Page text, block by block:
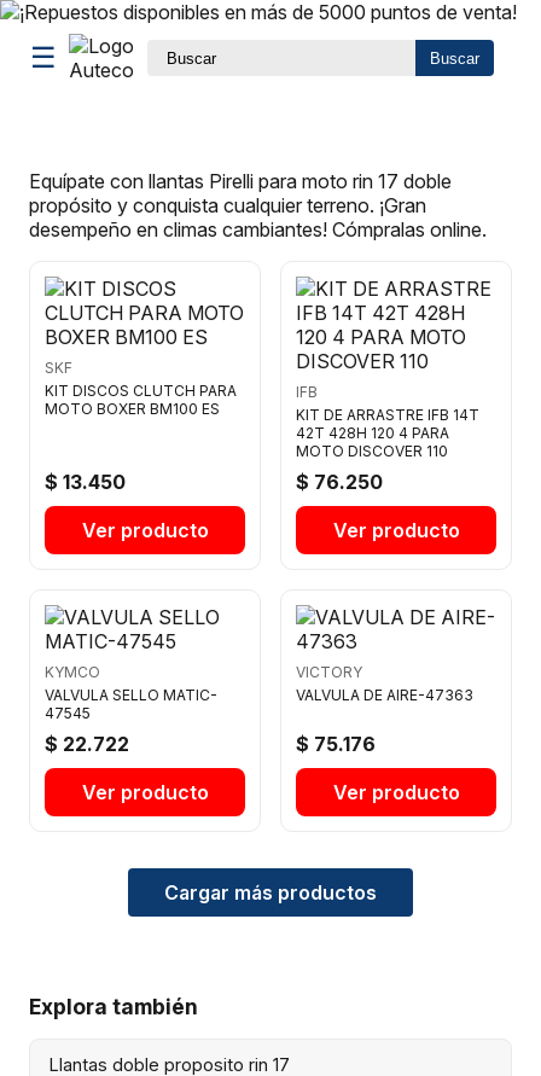
☰ Buscar
Equípate con llantas Pirelli para moto rin 17 doble
propósito y conquista cualquier terreno. ¡Gran
desempeño en climas cambiantes! Cómpralas online.
SKF
KIT DISCOS CLUTCH PARA
MOTO BOXER BM100 ES
$ 13.450
Ver producto
IFB
KIT DE ARRASTRE IFB 14T
42T 428H 120 4 PARA
MOTO DISCOVER 110
$ 76.250
Ver producto
KYMCO
VALVULA SELLO MATIC-
47545
$ 22.722
Ver producto
VICTORY
VALVULA DE AIRE-47363
$ 75.176
Ver producto
Cargar más productos
Explora también
Llantas doble proposito rin 17